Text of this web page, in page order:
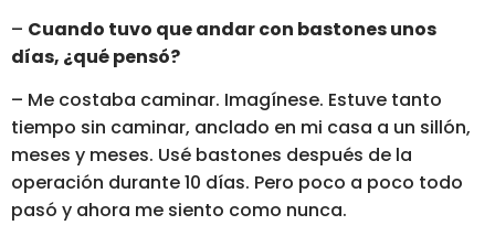
– Cuando tuvo que andar con bastones unos
días, ¿qué pensó?
– Me costaba caminar. Imagínese. Estuve tanto
tiempo sin caminar, anclado en mi casa a un sillón,
meses y meses. Usé bastones después de la
operación durante 10 días. Pero poco a poco todo
pasó y ahora me siento como nunca.